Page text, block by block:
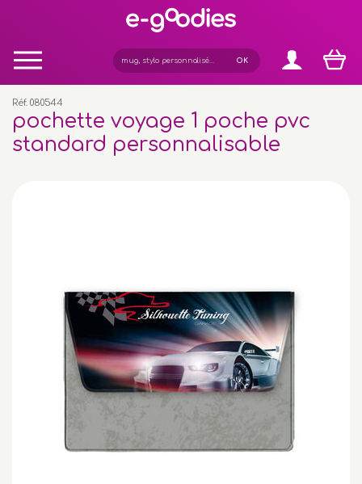
Réf. 080544
pochette voyage 1 poche pvc
standard personnalisable